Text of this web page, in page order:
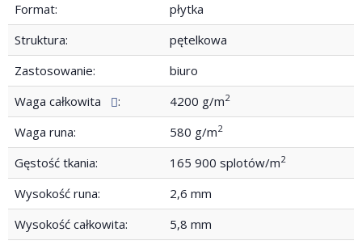
Format:
płytka
Struktura:
pętelkowa
Zastosowanie:
biuro
Waga całkowita
: 4200 g/m2
Waga runa: 580 g/m2
Gęstość tkania: 165 900 splotów/m2
Wysokość runa:
2,6 mm
Wysokość całkowita:
5,8 mm